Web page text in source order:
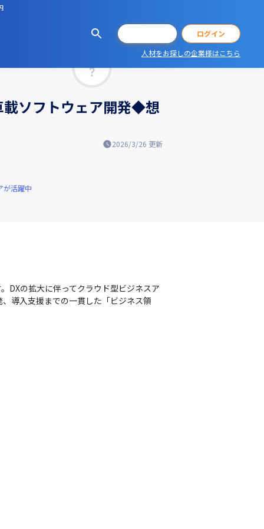
ログイン
人材をお探しの企業様はこちら
ソフトウェア開発◆想
2026/3/26 更新
が活躍中
DXの拡大に伴ってクラウド型ビジネスア
導入支援までの一貫した「ビジネス領